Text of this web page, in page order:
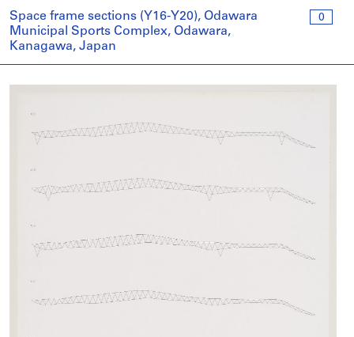
0
Space frame sections (Y16-Y20), Odawara
Municipal Sports Complex, Odawara,
Kanagawa, Japan